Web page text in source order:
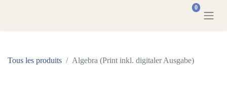
0
Tous les produits Algebra (Print inkl. digitaler Ausgabe)